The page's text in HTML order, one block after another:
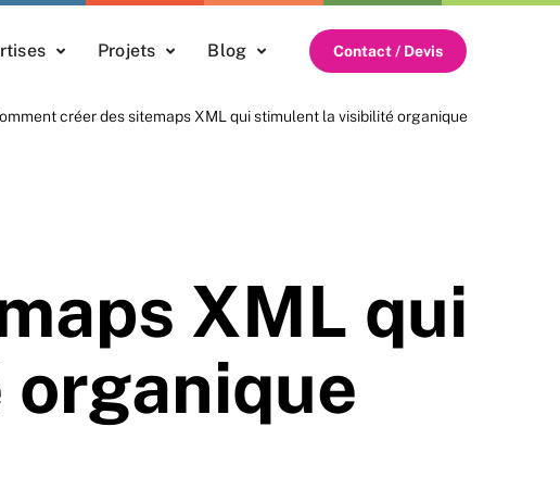
Projets Blog Contact / Devis
créer des sitemaps XML qui stimulent la visibilité organique
XML qui